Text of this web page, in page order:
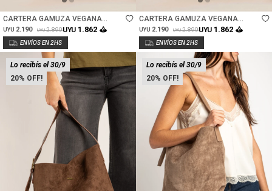
CARTERA GAMUZA VEGANA
FLECOS - BURDEOS
UYU 2.190 UYU 2.890UYU 1.862
CARTERA GAMUZA VEGANA
FLECOS - VISON
UYU 2.190 UYU 2.890UYU 1.862
20
Lo recibís el 30/9
20
Lo recibís el 30/9